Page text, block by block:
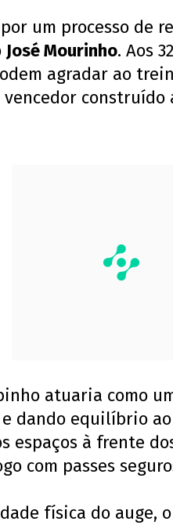
um processo de
José Mourinho. Aos
agradar ao
construído
atuaria como
dando equilíbrio
espaços à frente
com passes
física do auge,